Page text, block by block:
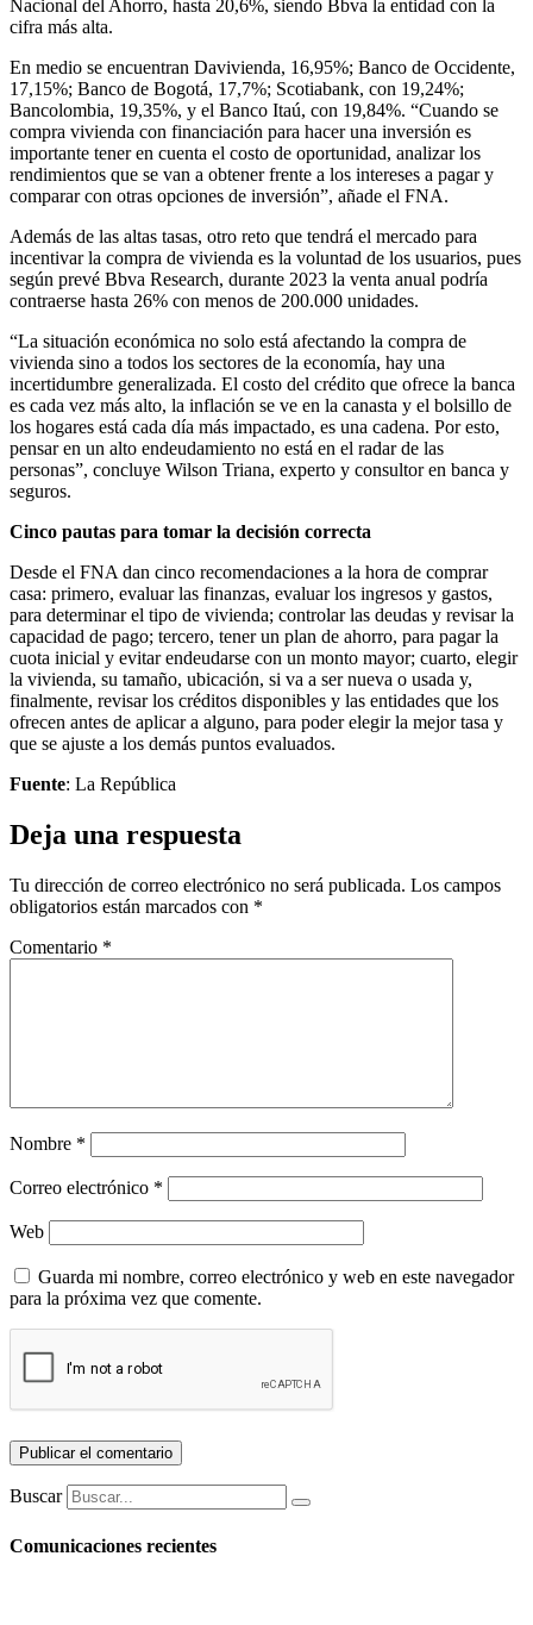
Nacional del Ahorro, hasta 20,6%, siendo Bbva la entidad con la
cifra más alta.
En medio se encuentran Davivienda, 16,95%; Banco de Occidente,
17,15%; Banco de Bogotá, 17,7%; Scotiabank, con 19,24%;
Bancolombia, 19,35%, y el Banco Itaú, con 19,84%. “Cuando se
compra vivienda con financiación para hacer una inversión es
importante tener en cuenta el costo de oportunidad, analizar los
rendimientos que se van a obtener frente a los intereses a pagar y
comparar con otras opciones de inversión”, añade el FNA.
Además de las altas tasas, otro reto que tendrá el mercado para
incentivar la compra de vivienda es la voluntad de los usuarios, pues
según prevé Bbva Research, durante 2023 la venta anual podría
contraerse hasta 26% con menos de 200.000 unidades.
“La situación económica no solo está afectando la compra de
vivienda sino a todos los sectores de la economía, hay una
incertidumbre generalizada. El costo del crédito que ofrece la banca
es cada vez más alto, la inflación se ve en la canasta y el bolsillo de
los hogares está cada día más impactado, es una cadena. Por esto,
pensar en un alto endeudamiento no está en el radar de las
personas”, concluye Wilson Triana, experto y consultor en banca y
seguros.
Cinco pautas para tomar la decisión correcta
Desde el FNA dan cinco recomendaciones a la hora de comprar
casa: primero, evaluar las finanzas, evaluar los ingresos y gastos,
para determinar el tipo de vivienda; controlar las deudas y revisar la
capacidad de pago; tercero, tener un plan de ahorro, para pagar la
cuota inicial y evitar endeudarse con un monto mayor; cuarto, elegir
la vivienda, su tamaño, ubicación, si va a ser nueva o usada y,
finalmente, revisar los créditos disponibles y las entidades que los
ofrecen antes de aplicar a alguno, para poder elegir la mejor tasa y
que se ajuste a los demás puntos evaluados.
Fuente: La República
Deja una respuesta
Tu dirección de correo electrónico no será publicada. Los campos
obligatorios están marcados con *
Comentario *
Nombre *
Correo electrónico *
Web
Guarda mi nombre, correo electrónico y web en este navegador
para la próxima vez que comente.
Buscar
Comunicaciones recientes